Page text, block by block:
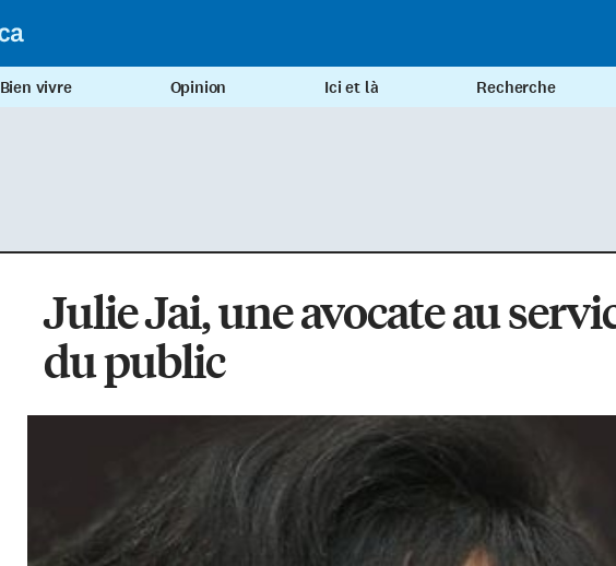
Bien vivre Opinion Ici et là Recherche
Julie Jai, une avocate au
du public